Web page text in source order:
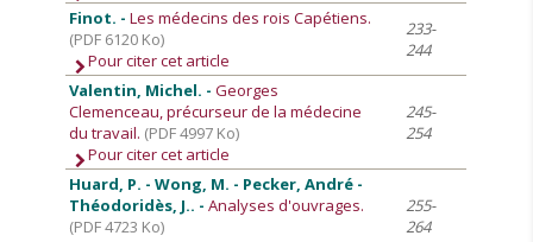
Finot. -Les médecins des rois Capétiens.
(PDF 6120 Ko)
Pour citer cet article
233-
244
Valentin, Michel. -Georges
Clemenceau, précurseur de la médecine
du travail. (PDF 4997 Ko)
Pour citer cet article
245-
254
Huard, P. - Wong, M. - Pecker, André -
Théodoridès, J.. -Analyses d'ouvrages.
(PDF 4723 Ko)
255-
264